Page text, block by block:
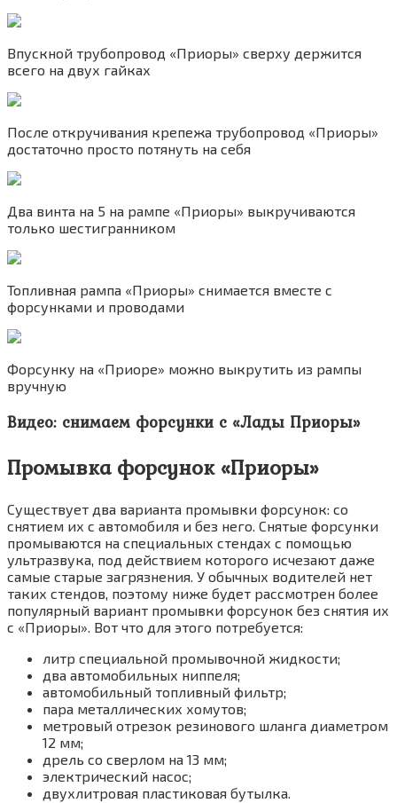
Впускной трубопровод «Приоры» сверху держится
всего на двух гайках
После откручивания крепежа трубопровод «Приоры»
достаточно просто потянуть на себя
Два винта на 5 на рампе «Приоры» выкручиваются
только шестигранником
Топливная рампа «Приоры» снимается вместе с
форсунками и проводами
Форсунку на «Приоре» можно выкрутить из рампы
вручную
Видео: снимаем форсунки с «Лады Приоры»
Промывка форсунок «Приоры»
Существует два варианта промывки форсунок: со
снятием их с автомобиля и без него. Снятые форсунки
промываются на специальных стендах с помощью
ультразвука, под действием которого исчезают даже
самые старые загрязнения. У обычных водителей нет
таких стендов, поэтому ниже будет рассмотрен более
популярный вариант промывки форсунок без снятия их
с «Приоры». Вот что для этого потребуется:
литр специальной промывочной жидкости;
два автомобильных ниппеля;
автомобильный топливный фильтр;
пара металлических хомутов;
метровый отрезок резинового шланга диаметром
12 мм;
дрель со сверлом на 13 мм;
электрический насос;
двухлитровая пластиковая бутылка.